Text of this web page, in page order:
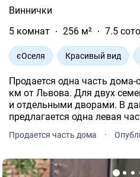
Виннички
5 комнат
256 м² 7.5
єОселя Красивый вид
Продается одна часть дома-
км от Львова. Для двух
и отдельными дворами. В
предлагается одна левая часть дома.
в живописном месте, с
Продается часть дома ·